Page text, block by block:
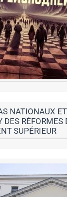
NATIONAUX
DES RÉFORMES
SUPÉRIEUR